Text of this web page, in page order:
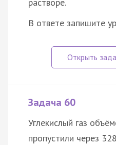
растворе.
В ответе запишите
Задача 60
Углекислый газ
пропустили через